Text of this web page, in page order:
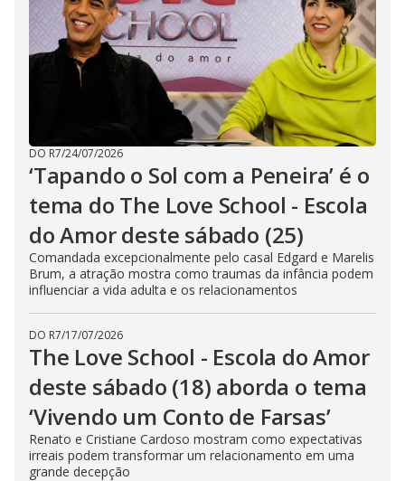
DO R7/24/07/2026
‘Tapando o Sol com a Peneira’ é o
tema do The Love School - Escola
do Amor deste sábado (25)
Comandada excepcionalmente pelo casal Edgard e Marelis
Brum, a atração mostra como traumas da infância podem
influenciar a vida adulta e os relacionamentos
DO R7/17/07/2026
The Love School - Escola do Amor
deste sábado (18) aborda o tema
‘Vivendo um Conto de Farsas’
Renato e Cristiane Cardoso mostram como expectativas
irreais podem transformar um relacionamento em uma
grande decepção